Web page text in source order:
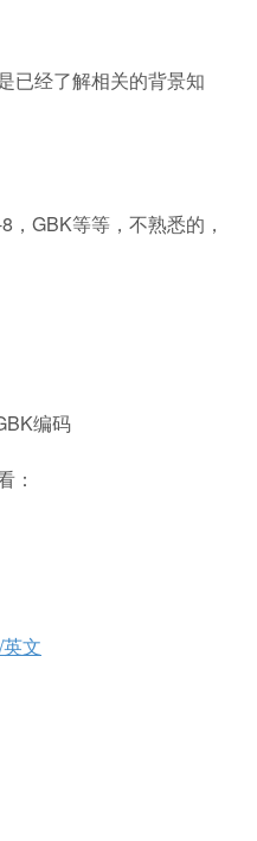
已经了解相关的背景知
GBK等等，不熟悉的，
编码
：
文